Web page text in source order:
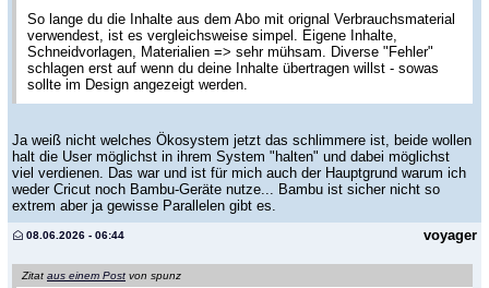
So lange du die Inhalte aus dem Abo mit orignal Verbrauchsmaterial
verwendest, ist es vergleichsweise simpel. Eigene Inhalte,
Schneidvorlagen, Materialien => sehr mühsam. Diverse "Fehler"
schlagen erst auf wenn du deine Inhalte übertragen willst - sowas
sollte im Design angezeigt werden.
Ja weiß nicht welches Ökosystem jetzt das schlimmere ist, beide wollen
halt die User möglichst in ihrem System "halten" und dabei möglichst
viel verdienen. Das war und ist für mich auch der Hauptgrund warum ich
weder Cricut noch Bambu-Geräte nutze... Bambu ist sicher nicht so
extrem aber ja gewisse Parallelen gibt es.
voyager
08.06.2026 - 06:44
Zitat aus einem Post von spunz